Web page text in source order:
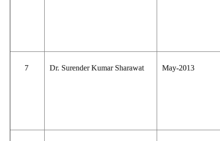
7 Dr. Surender Kumar Sharawat May-2013